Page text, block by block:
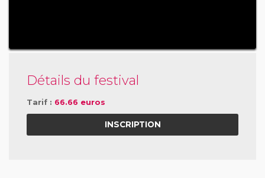
Détails du festival
Tarif : 66.66 euros
INSCRIPTION